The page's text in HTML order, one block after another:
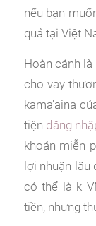
nếu bạn
quả tại Việt
Hoàn cảnh
cho vay
kama'aina
tiện đăng
khoản miễn
lợi nhuận
có thể là k
tiền, nhưng